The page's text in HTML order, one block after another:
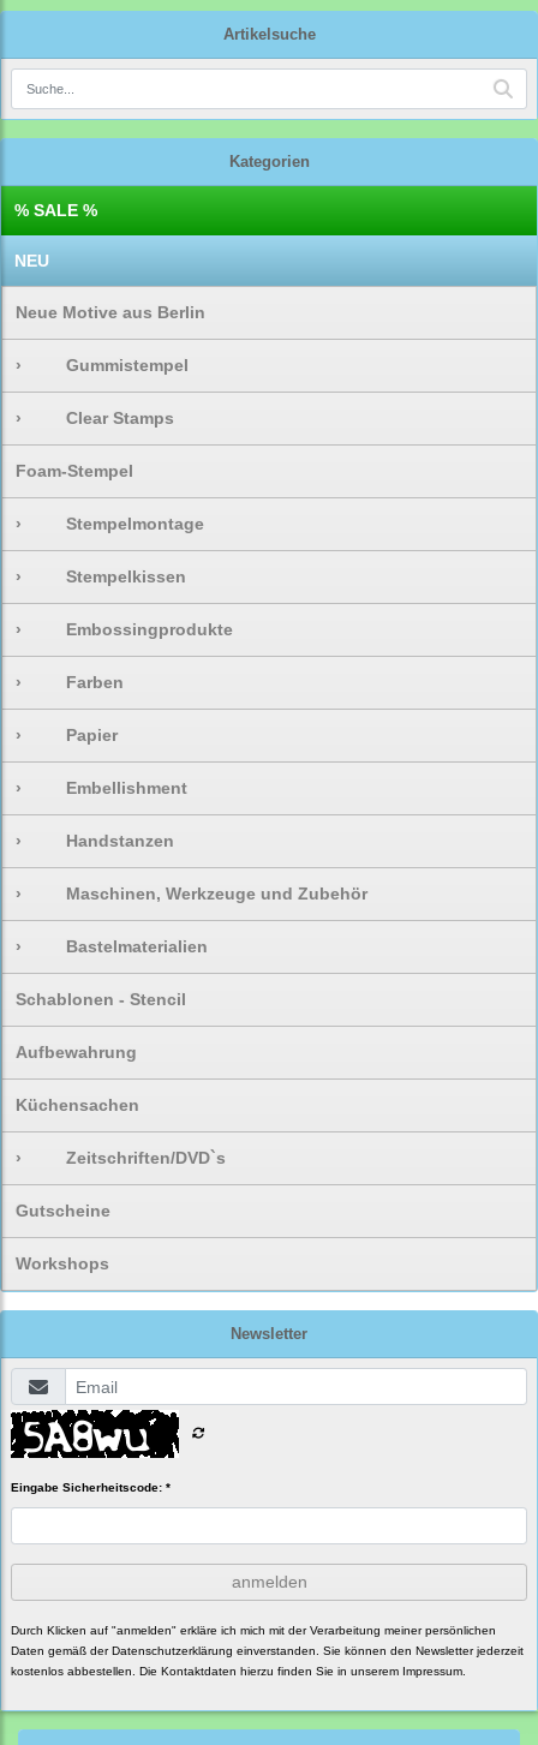
Artikelsuche
Kategorien
% SALE %
NEU
Neue Motive aus Berlin
› Gummistempel
› Clear Stamps
Foam-Stempel
› Stempelmontage
› Stempelkissen
› Embossingprodukte
› Farben
› Papier
› Embellishment
› Handstanzen
› Maschinen, Werkzeuge und Zubehör
› Bastelmaterialien
Schablonen - Stencil
Aufbewahrung
Küchensachen
› Zeitschriften/DVD`s
Gutscheine
Workshops
Newsletter
Eingabe Sicherheitscode: *
anmelden
Durch Klicken auf "anmelden" erkläre ich mich mit der Verarbeitung meiner persönlichen
Daten gemäß derDatenschutzerklärung einverstanden. Sie können den Newsletter jederzeit
kostenlos abbestellen. Die Kontaktdaten hierzu finden Sie in unserem Impressum.